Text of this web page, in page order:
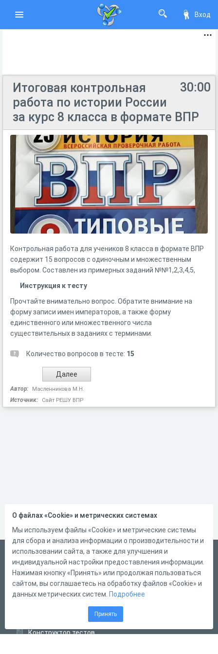
Вход
30:00
Итоговая контрольная
работа по истории России
за курс 8 класса в формате ВПР
Контрольная работа для учеников 8 класса в формате ВПР
содержит 15 вопросов с одиночным и множественным
выбором. Составлен из примерных заданий №№1,2,3,4,5,
Инструкция к тесту
Прочтайте внимательно вопрос. Обратите внимание на
форму записи имен императоров, а также форму
единственного или множественного числа
существительных в заданиях с терминами.
Количество вопросов в тесте: 15
Автор: Масленникова М.Н.
Источник: Сайт РЕШУ ВПР
Русский
Справка
Форма обратной связи
Конструктор тестов
О файлах «Cookie» и метрических системах
Мы используем файлы «Cookie» и метрические системы
для сбора и анализа информации о производительности и
использовании сайта, а также для улучшения и
индивидуальной настройки предоставления информации.
Нажимая кнопку «Принять» или продолжая пользоваться
сайтом, вы соглашаетесь на обработку файлов «Cookie» и
данных метрических систем. Подробнее
Принять